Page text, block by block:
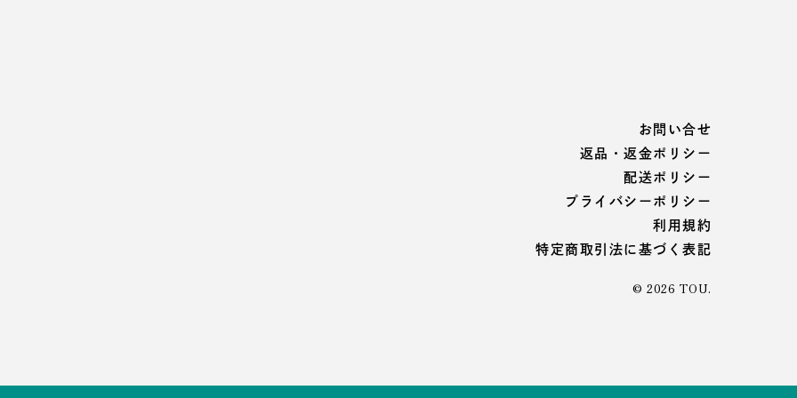
お問い合せ
返品・返金ポリシー
配送ポリシー
プライバシーポリシー
利用規約
特定商取引法に基づく表記
© 2026TOU.